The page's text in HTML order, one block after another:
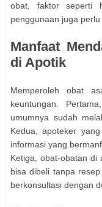
obat, faktor seperti
penggunaan juga
Manfaat
di Apotik
Memperoleh obat
keuntungan.
umumnya sudah
Kedua, apoteker
informasi yang
Ketiga, obat-obatan di
bisa dibeli tanpa
berkonsultasi dengan